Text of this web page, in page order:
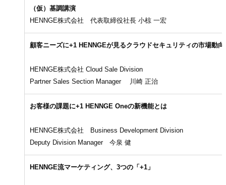
（仮）基調講演
HENNGE株式会社 代表取締役社長 小椋 一宏
顧客ニーズに+1 HENNGEが見るクラウドセキュリティの市場動向
HENNGE株式会社 Cloud Sale Division
Partner Sales Section Manager 川崎 正治
お客様の課題に+1 HENNGE Oneの新機能とは
HENNGE株式会社 Business Development Division
Deputy Division Manager 今泉 健
HENNGE流マーケティング、3つの「+1」